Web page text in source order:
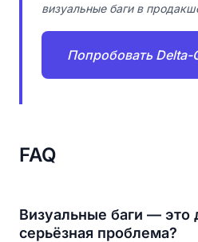
визуальные баги в
Попробовать Delta-
FAQ
Визуальные баги — это
серьёзная проблема?